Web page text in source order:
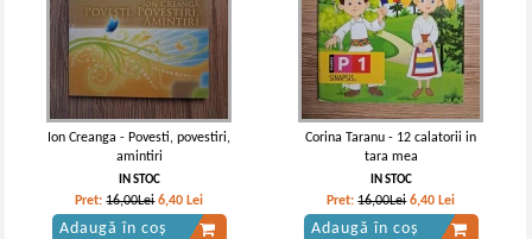
Ion Creanga - Povesti, povestiri,
amintiri
IN STOC
Pret:16,00Lei 6,40 Lei
Adaugă în coș
Corina Taranu - 12 calatorii in
tara mea
IN STOC
Pret:16,00Lei 6,40 Lei
Adaugă în coș